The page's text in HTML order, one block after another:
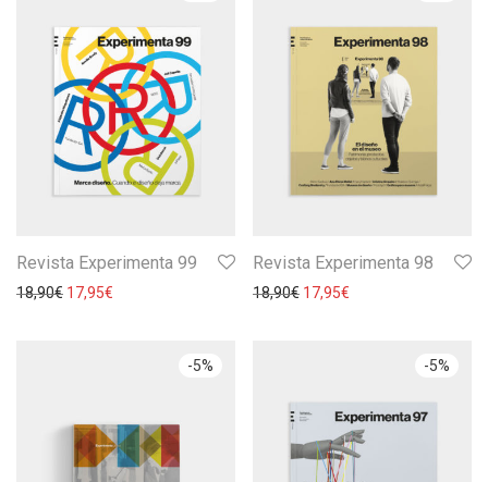
Revista Experimenta 99
18,90€ 17,95€
Revista Experimenta 98
18,90€ 17,95€
-5% -5%